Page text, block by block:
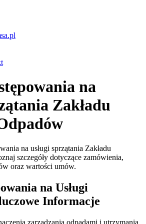
na
Zakładu
na usługi sprzątania Zakładu
szczegóły dotyczące zamówienia,
oraz wartości umów.
na Usługi
Informacje
zarządzania odpadami i utrzymania